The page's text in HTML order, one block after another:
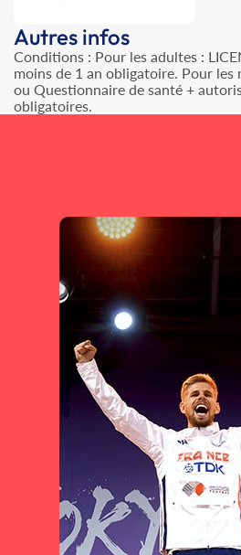
Autres infos
Conditions : Pour les adultes :
moins de 1 an obligatoire. Pour les
ou Questionnaire de santé +
obligatoires.